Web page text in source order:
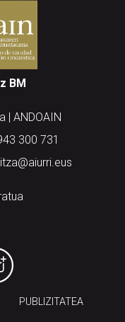
BM
| ANDOAIN
300 731
PUBLIZITATEA